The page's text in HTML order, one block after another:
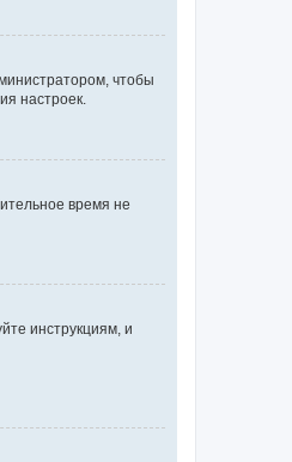
чтобы
настроек.
время не
инструкциям, и